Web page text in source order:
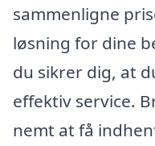
sammenligne
løsning for dine
du sikrer dig, at
effektiv service.
nemt at få